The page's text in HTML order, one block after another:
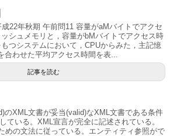
22年秋期 午前問11 容量がaMバイトでアクセ
シュメモリと，容量がbMバイトでアクセス時
つシステムにおいて，CPUからみた，主記憶
合わせた平均アクセス時間を表...
記事を読む
のXML文書が妥当(valid)なXML文書である条件
ている。XML宣言が完全に記述されている。
めの文法に従っている。エンティティ参照がで